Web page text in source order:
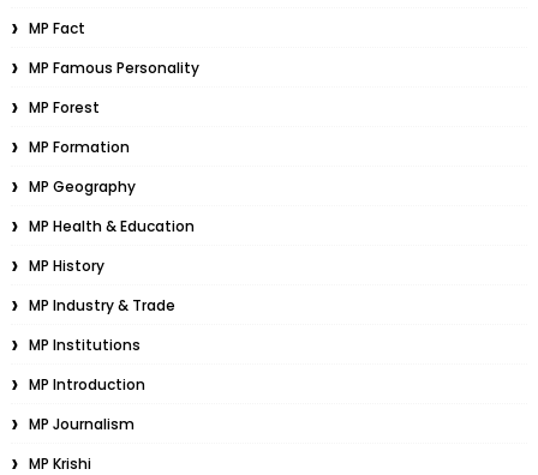
MP Fact
MP Famous Personality
MP Forest
MP Formation
MP Geography
MP Health & Education
MP History
MP Industry & Trade
MP Institutions
MP Introduction
MP Journalism
MP Krishi